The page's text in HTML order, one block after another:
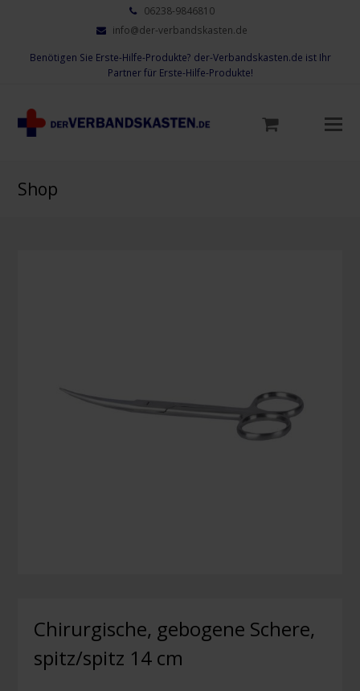
06238-9846810
info@der-verbandskasten.de
Benötigen Sie Erste-Hilfe-Produkte? der-Verbandskasten.de ist Ihr
Partner für Erste-Hilfe-Produkte!
Shop
Chirurgische, gebogene Schere,
spitz/spitz 14 cm